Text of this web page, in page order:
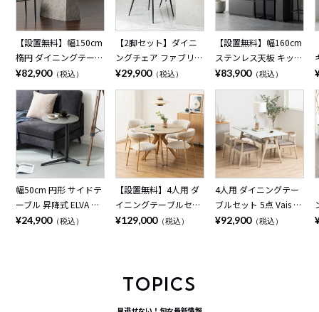
【設置無料】幅150cm
楕円 ダイニングテーブ
ル オーバルテーブル 4
人掛け ALT 木目 大理石
調 ウッディモダン テ
ーブル 4人 食卓テーブ
ル おしゃれ ブラウン
ナチュラル
¥82,900（税込）
幅50cm 円形 サイドテ
ーブル 昇降式 ELVA セ
ラミック天板 石目調
¥24,900（税込）
【2脚セット】ダイニ
ングチェア ファブリッ
ク STONEA 布張り ス
チール脚 肘なし チェ
アー モダン 椅子 リビ
ングチェア 食卓椅子
おしゃれ ベージュ ブ
ラウン グレー
¥29,900（税込）
【設置無料】4人用 ダ
イニングテーブルセッ
ト 円形 5点 LENAS モ
おしゃれ (幅110cm 食
卓テーブル×1 食卓椅
子×4)
¥129,000（税込）
【設置無料】幅160cm
ステンレス天板 キッチ
ンカウンター MIRENIA
引き出し 収納 作業台
キッチン棚 ゴミ箱上収
納 レンジ台 シンプル
モダン 食器棚 おしゃ
れ 黒 ブラック グレー
日本製 完成品
¥83,900（税込）
4人用 ダイニングテー
ブルセット 5点 Vais メ
ラミン テーブル 北欧
¥92,900（税込）
TOPICS